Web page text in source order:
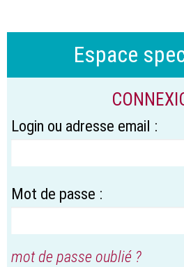
Espace
Login ou adresse email :
Mot de passe :
mot de passe oublié ?